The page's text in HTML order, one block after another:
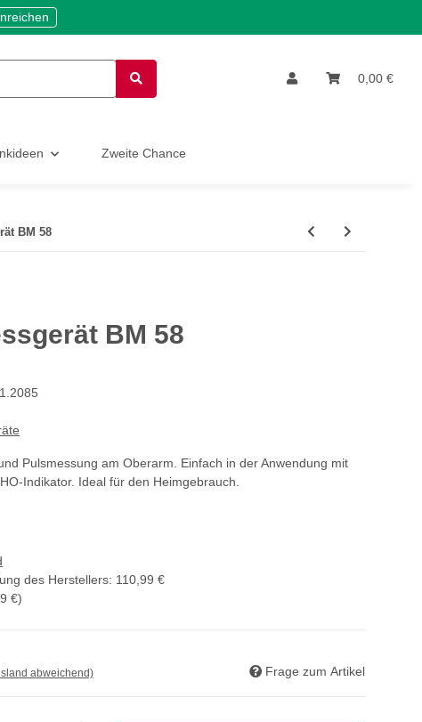
0,00 €
Zweite Chance
BM 58
BM 58
Pulsmessung am Oberarm. Einfach in der Anwendung mit
Indikator. Ideal für den Heimgebrauch.
des Herstellers: 110,99 €
€)
abweichend) Frage zum Artikel